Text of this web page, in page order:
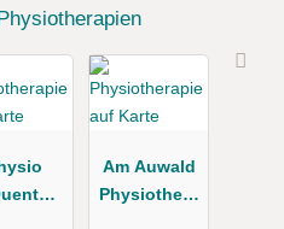
Am Auwald
Physiothera